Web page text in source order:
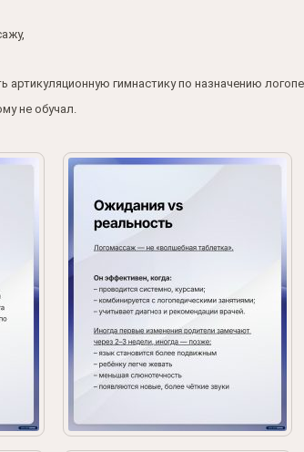
артикуляционную гимнастику по назначению
не обучал.